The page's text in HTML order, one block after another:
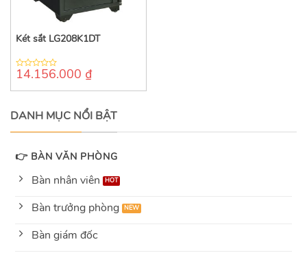
Két sắt LG208K1DT
0
of
14.156.000 ₫
DANH MỤC NỔI BẬT
👉 BÀN VĂN PHÒNG
Bàn nhân viên
Bàn trưởng phòng
Bàn giám đốc